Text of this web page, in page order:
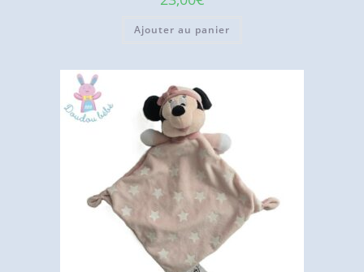
Ajouter au panier